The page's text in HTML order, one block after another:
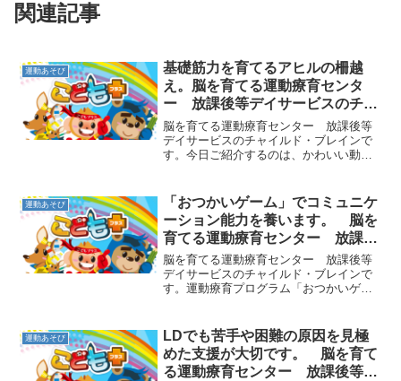
関連記事
運動あそび
基礎筋力を育てるアヒルの柵越
え。脳を育てる運動療育センタ
ー 放課後等デイサービスのチャ
イルド・ブレイン
脳を育てる運動療育センター 放課後等
デイサービスのチャイルド・ブレインで
す。今日ご紹介するのは、かわいい動き
ゴム紐などを越えて行きます。しゃがん
でつま先だけで歩くアヒル...
運動あそび
「おつかいゲーム」でコミュニケ
ーション能力を養います。 脳を
育てる運動療育センター 放課後
等デイサービスのチャイルド・ブ
レイン
脳を育てる運動療育センター 放課後等
デイサービスのチャイルド・ブレインで
す。運動療育プログラム「おつかいゲー
す。取りに行く時の進み方や、途中での
ミッションなど複数の条件を...
運動あそび
LDでも苦手や困難の原因を見極
めた支援が大切です。 脳を育て
る運動療育センター 放課後等デ